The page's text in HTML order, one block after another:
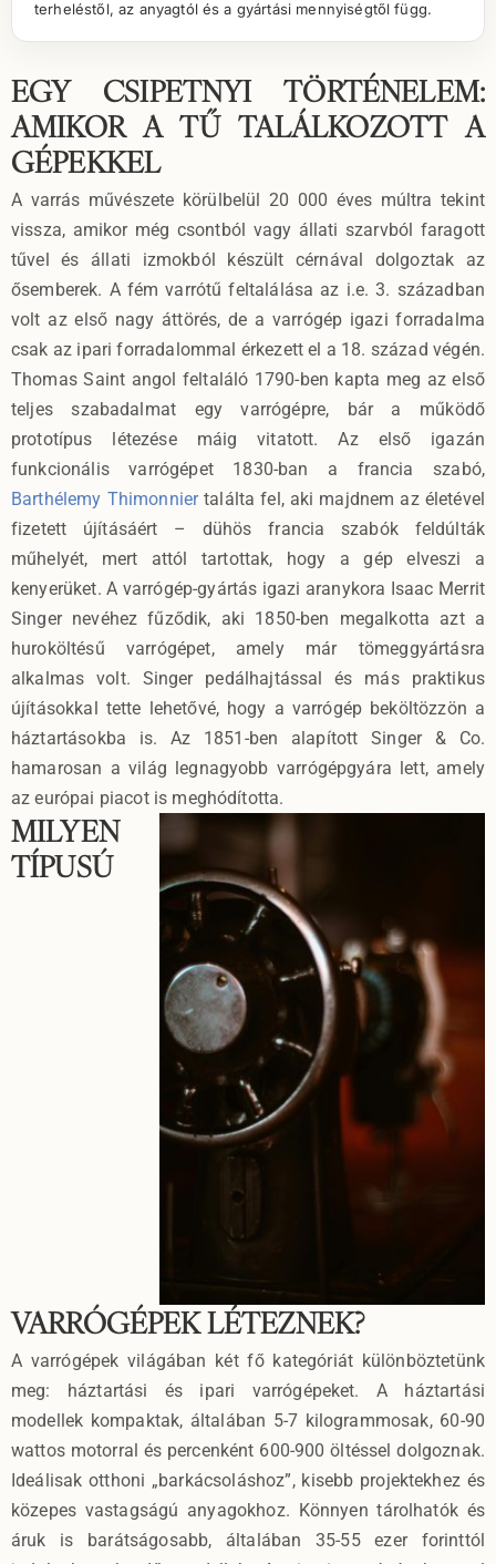
terheléstől, az anyagtól és a gyártási mennyiségtől függ.
EGY CSIPETNYI TÖRTÉNELEM:
AMIKOR A TŰ TALÁLKOZOTT A
GÉPEKKEL
A varrás művészete körülbelül 20 000 éves múltra tekint
vissza, amikor még csontból vagy állati szarvból faragott
tűvel és állati izmokból készült cérnával dolgoztak az
ősemberek. A fém varrótű feltalálása az i.e. 3. században
volt az első nagy áttörés, de a varrógép igazi forradalma
csak az ipari forradalommal érkezett el a 18. század végén.
Thomas Saint angol feltaláló 1790-ben kapta meg az első
teljes szabadalmat egy varrógépre, bár a működő
prototípus létezése máig vitatott. Az első igazán
funkcionális varrógépet 1830-ban a francia szabó,
Barthélemy Thimonniertalálta fel, aki majdnem az életével
fizetett újításáért – dühös francia szabók feldúlták
műhelyét, mert attól tartottak, hogy a gép elveszi a
kenyerüket. A varrógép-gyártás igazi aranykora Isaac Merrit
Singer nevéhez fűződik, aki 1850-ben megalkotta azt a
huroköltésű varrógépet, amely már tömeggyártásra
alkalmas volt. Singer pedálhajtással és más praktikus
újításokkal tette lehetővé, hogy a varrógép beköltözzön a
háztartásokba is. Az 1851-ben alapított Singer & Co.
hamarosan a világ legnagyobb varrógépgyára lett, amely
az európai piacot is meghódította.
MILYEN
TÍPUSÚ
VARRÓGÉPEK LÉTEZNEK?
A varrógépek világában két fő kategóriát különböztetünk
meg: háztartási és ipari varrógépeket. A háztartási
modellek kompaktak, általában 5-7 kilogrammosak, 60-90
wattos motorral és percenként 600-900 öltéssel dolgoznak.
Ideálisak otthoni „barkácsoláshoz”, kisebb projektekhez és
közepes vastagságú anyagokhoz. Könnyen tárolhatók és
áruk is barátságosabb, általában 35-55 ezer forinttól